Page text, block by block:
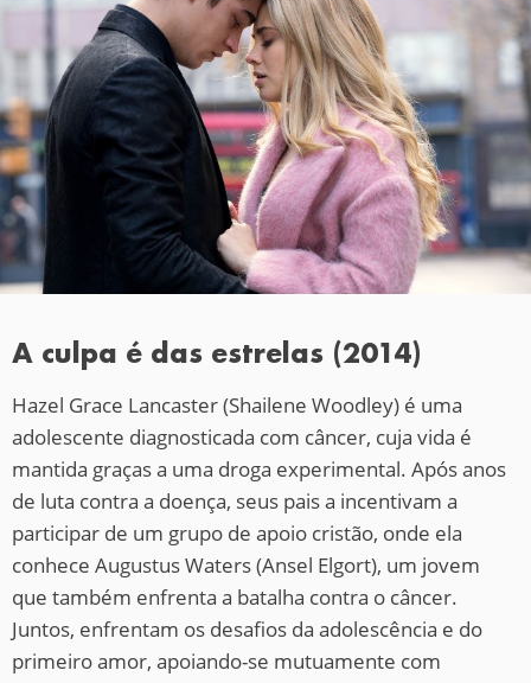
A culpa é das estrelas (2014)
Hazel Grace Lancaster (Shailene Woodley) é uma
adolescente diagnosticada com câncer, cuja vida é
mantida graças a uma droga experimental. Após anos
de luta contra a doença, seus pais a incentivam a
participar de um grupo de apoio cristão, onde ela
conhece Augustus Waters (Ansel Elgort), um jovem
que também enfrenta a batalha contra o câncer.
Juntos, enfrentam os desafios da adolescência e do
primeiro amor, apoiando-se mutuamente com